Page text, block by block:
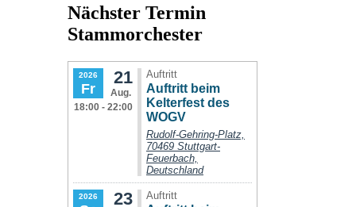
Nächster Termin
Stammorchester